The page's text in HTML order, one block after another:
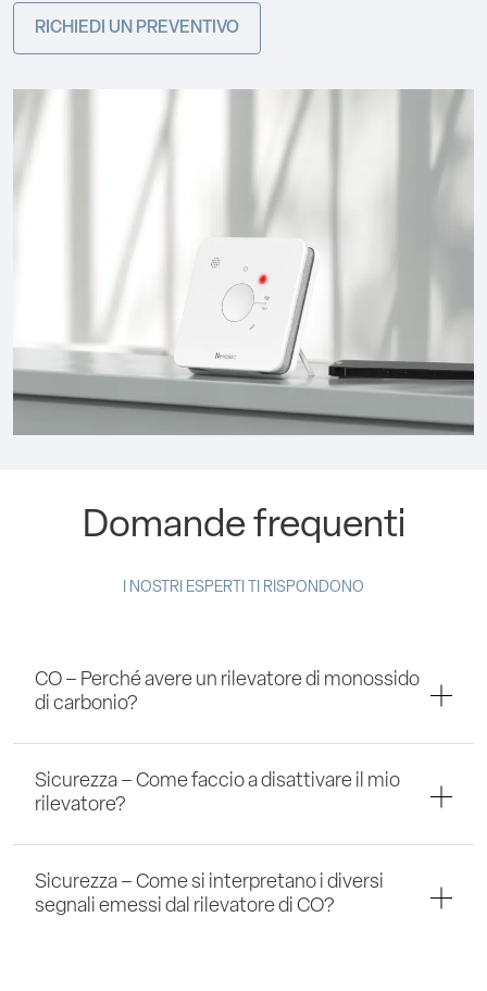
RICHIEDI UN PREVENTIVO
Domande frequenti
I NOSTRI ESPERTI TI RISPONDONO
CO – Perché avere un rilevatore di monossido
di carbonio?
Sicurezza – Come faccio a disattivare il mio
rilevatore?
Sicurezza – Come si interpretano i diversi
segnali emessi dal rilevatore di CO?